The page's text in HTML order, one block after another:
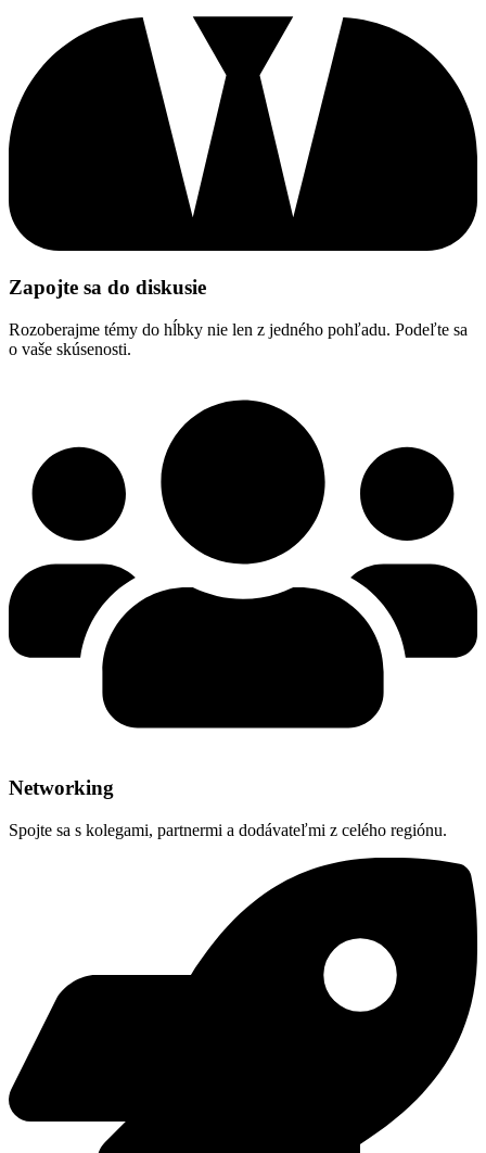
Zapojte sa do diskusie
Rozoberajme témy do hĺbky nie len z jedného pohľadu. Podeľte sa
o vaše skúsenosti.
Networking
Spojte sa s kolegami, partnermi a dodávateľmi z celého regiónu.